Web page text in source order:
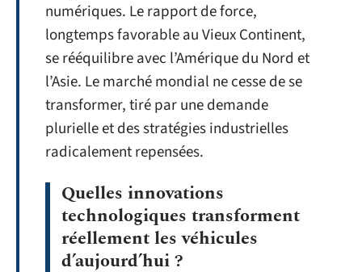
numériques. Le rapport de force,
longtemps favorable au Vieux Continent,
se rééquilibre avec l’Amérique du Nord et
l’Asie. Le marché mondial ne cesse de se
transformer, tiré par une demande
plurielle et des stratégies industrielles
radicalement repensées.
Quelles innovations
technologiques transforment
réellement les véhicules
d’aujourd’hui ?